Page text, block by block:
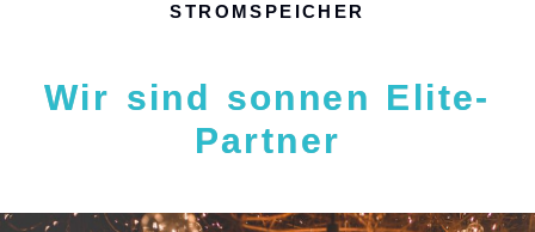
STROMSPEICHER
Wir sind sonnen Elite-
Partner